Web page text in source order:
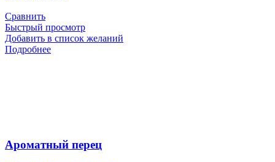
Сравнить
Быстрый просмотр
Добавить в список желаний
Подробнее
Ароматный перец